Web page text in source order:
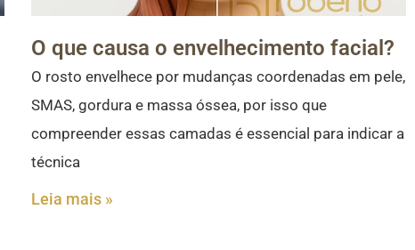
O que causa o envelhecimento facial?
O rosto envelhece por mudanças coordenadas em pele,
SMAS, gordura e massa óssea, por isso que
compreender essas camadas é essencial para indicar a
técnica
Leia mais »